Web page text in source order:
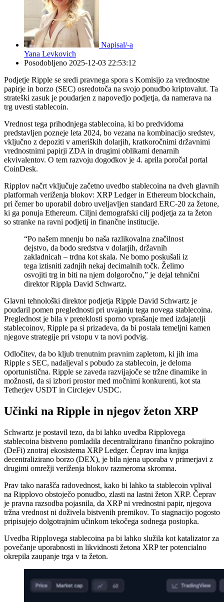
Napisal/-a
Yana Levkovich
Posodobljeno 2025-12-03 22:53:12
Podjetje Ripple se sredi pravnega spora s Komisijo za vrednostne
papirje in borzo (SEC) osredotoča na svojo ponudbo kriptovalut. Ta
strateški zasuk je poudarjen z napovedjo podjetja, da namerava na
trg uvesti stablecoin.
Vrednost tega prihodnjega stablecoina, ki bo predvidoma
predstavljen pozneje leta 2024, bo vezana na kombinacijo sredstev,
vključno z depoziti v ameriških dolarjih, kratkoročnimi državnimi
vrednostnimi papirji ZDA in drugimi oblikami denarnih
ekvivalentov. O tem razvoju dogodkov je 4. aprila poročal portal
CoinDesk.
Ripplov načrt vključuje začetno uvedbo stablecoina na dveh glavnih
platformah veriženja blokov: XRP Ledger in Ethereum blockchain,
pri čemer bo uporabil dobro uveljavljen standard ERC-20 za žetone,
ki ga ponuja Ethereum. Ciljni demografski cilj podjetja za ta žeton
so stranke na ravni podjetij in finančne institucije.
“Po našem mnenju bo naša razlikovalna značilnost
dejstvo, da bodo sredstva v dolarjih, državnih
zakladnicah – trdna kot skala. Ne bomo poskušali iz
tega iztisniti zadnjih nekaj decimalnih točk. Želimo
osvojiti trg in biti na njem dolgoročno,” je dejal tehnični
direktor Rippla David Schwartz.
Glavni tehnološki direktor podjetja Ripple David Schwartz je
poudaril pomen preglednosti pri uvajanju tega novega stablecoina.
Preglednost je bila v preteklosti sporno vprašanje med izdajatelji
stablecoinov, Ripple pa si prizadeva, da bi postala temeljni kamen
njegove strategije pri vstopu v ta novi podvig.
Odločitev, da bo kljub trenutnim pravnim zapletom, ki jih ima
Ripple s SEC, nadaljeval s pobudo za stablecoin, je deloma
oportunistična. Ripple se zaveda razvijajoče se tržne dinamike in
možnosti, da si izbori prostor med močnimi konkurenti, kot sta
Tetherjev USDT in Circlejev USDC.
Učinki na Ripple in njegov žeton XRP
Schwartz je postavil tezo, da bi lahko uvedba Ripplovega
stablecoina bistveno pomladila decentralizirano finančno pokrajino
(DeFi) znotraj ekosistema XRP Ledger. Čeprav ima knjiga
decentralizirano borzo (DEX), je bila njena uporaba v primerjavi z
drugimi omrežji veriženja blokov razmeroma skromna.
Prav tako narašča radovednost, kako bi lahko ta stablecoin vplival
na Ripplovo obstoječo ponudbo, zlasti na lastni žeton XRP. Čeprav
je pravna razsodba pojasnila, da XRP ni vrednostni papir, njegova
tržna vrednost ni doživela bistvenih premikov. To stagnacijo pogosto
pripisujejo dolgotrajnim učinkom tekočega sodnega postopka.
Uvedba Ripplovega stablecoina pa bi lahko služila kot katalizator za
povečanje uporabnosti in likvidnosti žetona XRP ter potencialno
okrepila zaupanje trga v ta žeton.